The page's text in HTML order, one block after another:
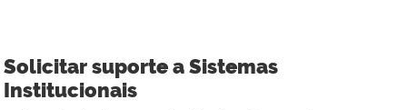
Solicitar suporte a Sistemas
Institucionais